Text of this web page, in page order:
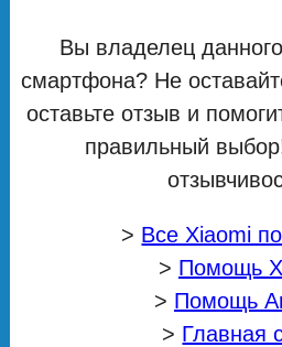
Вы владелец
смартфона? Не
оставьте отзыв и
правильный
> Все Xiaomi
> Помощь
> Помощь
> Главная